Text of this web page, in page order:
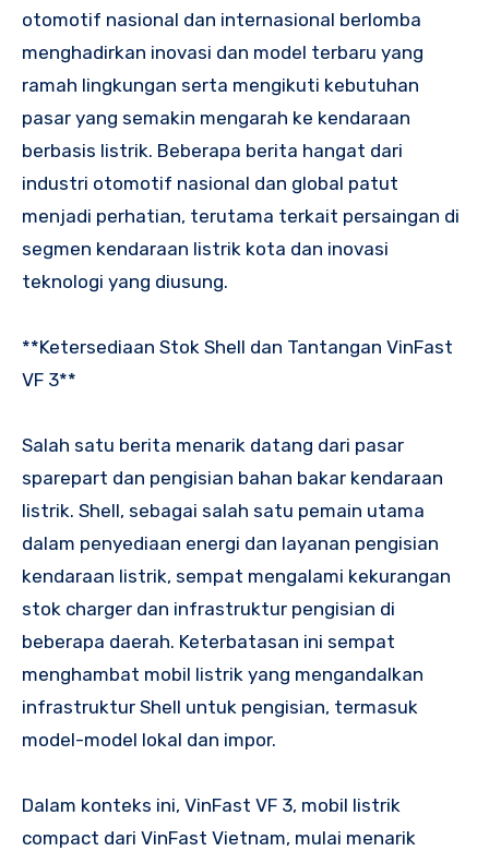
otomotif nasional dan internasional berlomba
menghadirkan inovasi dan model terbaru yang
ramah lingkungan serta mengikuti kebutuhan
pasar yang semakin mengarah ke kendaraan
berbasis listrik. Beberapa berita hangat dari
industri otomotif nasional dan global patut
menjadi perhatian, terutama terkait persaingan di
segmen kendaraan listrik kota dan inovasi
teknologi yang diusung.
**Ketersediaan Stok Shell dan Tantangan VinFast
VF 3**
Salah satu berita menarik datang dari pasar
sparepart dan pengisian bahan bakar kendaraan
listrik. Shell, sebagai salah satu pemain utama
dalam penyediaan energi dan layanan pengisian
kendaraan listrik, sempat mengalami kekurangan
stok charger dan infrastruktur pengisian di
beberapa daerah. Keterbatasan ini sempat
menghambat mobil listrik yang mengandalkan
infrastruktur Shell untuk pengisian, termasuk
model-model lokal dan impor.
Dalam konteks ini, VinFast VF 3, mobil listrik
compact dari VinFast Vietnam, mulai menarik